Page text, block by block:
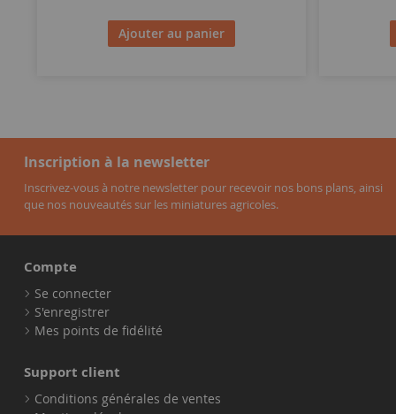
Ajouter au panier
Inscription à la newsletter
Inscrivez-vous à notre newsletter pour recevoir nos bons plans, ainsi
que nos nouveautés sur les miniatures agricoles.
Compte
Se connecter
S'enregistrer
Mes points de fidélité
Support client
Conditions générales de ventes